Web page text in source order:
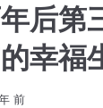
后第
幸福
前